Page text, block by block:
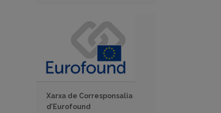
Xarxa de Corresponsalia
d’Eurofound